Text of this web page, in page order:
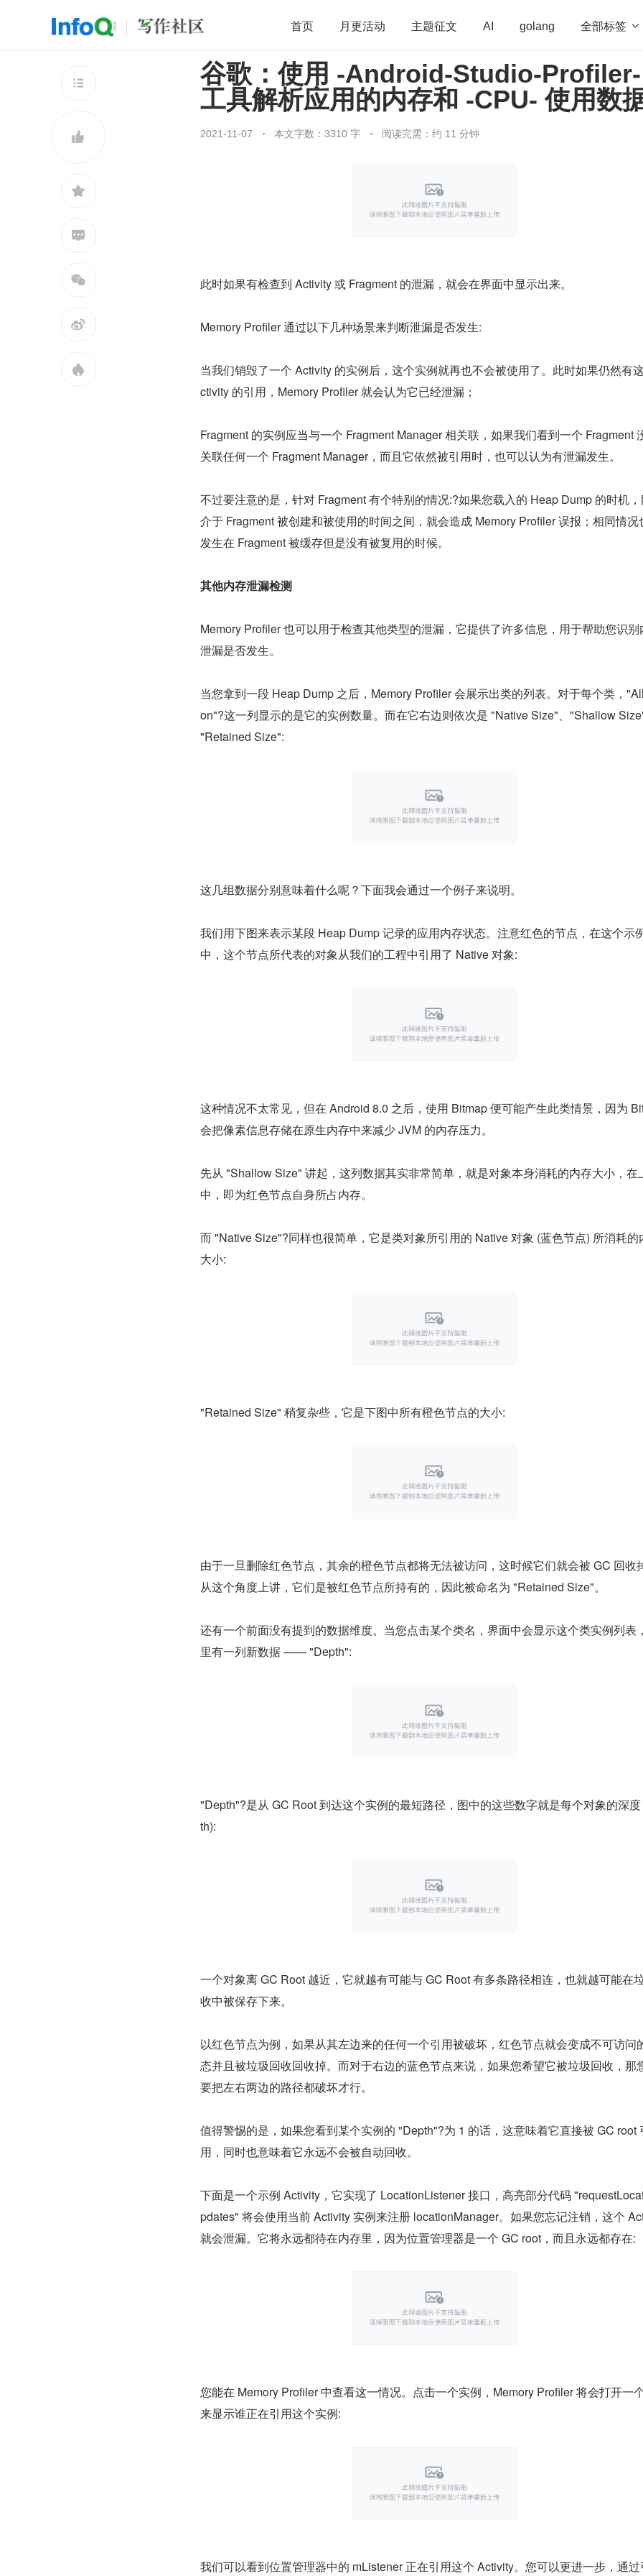
首页 月更活动 主题征文 AI golang 全部标签 
开源 架构 OpenHarmony 算法 学习方法 Web3.0 高
团队管理 程序员 运维 深度思考 低代码 redis
查看更多







谷歌：使用 -Android-Studio-Profiler-
工具解析应用的内存和 -CPU- 使用数
2021-11-07 本文字数：3310 字 阅读完需：约 11 分钟
此时如果有检查到 Activity 或 Fragment 的泄漏，就会在界面中显示出来。
Memory Profiler 通过以下几种场景来判断泄漏是否发生:
当我们销毁了一个 Activity 的实例后，这个实例就再也不会被使用了。此时如果仍然有
ctivity 的引用，Memory Profiler 就会认为它已经泄漏；
Fragment 的实例应当与一个 Fragment Manager 相关联，如果我们看到一个 Fragment
关联任何一个 Fragment Manager，而且它依然被引用时，也可以认为有泄漏发生。
不过要注意的是，针对 Fragment 有个特别的情况:?如果您载入的 Heap Dump 的时机
介于 Fragment 被创建和被使用的时间之间，就会造成 Memory Profiler 误报；相同情况
发生在 Fragment 被缓存但是没有被复用的时候。
其他内存泄漏检测
Memory Profiler 也可以用于检查其他类型的泄漏，它提供了许多信息，用于帮助您识别
泄漏是否发生。
当您拿到一段 Heap Dump 之后，Memory Profiler 会展示出类的列表。对于每个类，
on"?这一列显示的是它的实例数量。而在它右边则依次是 "Native Size"、"Shallow
"Retained Size":
这几组数据分别意味着什么呢？下面我会通过一个例子来说明。
我们用下图来表示某段 Heap Dump 记录的应用内存状态。注意红色的节点，在这个示
中，这个节点所代表的对象从我们的工程中引用了 Native 对象:
这种情况不太常见，但在 Android 8.0 之后，使用 Bitmap 便可能产生此类情景，因为
会把像素信息存储在原生内存中来减少 JVM 的内存压力。
先从 "Shallow Size" 讲起，这列数据其实非常简单，就是对象本身消耗的内存大小，在
中，即为红色节点自身所占内存。
而 "Native Size"?同样也很简单，它是类对象所引用的 Native 对象 (蓝色节点) 所消耗的
大小:
"Retained Size" 稍复杂些，它是下图中所有橙色节点的大小:
由于一旦删除红色节点，其余的橙色节点都将无法被访问，这时候它们就会被 GC 回收
从这个角度上讲，它们是被红色节点所持有的，因此被命名为 "Retained Size"。
还有一个前面没有提到的数据维度。当您点击某个类名，界面中会显示这个类实例列表
里有一列新数据 —— "Depth":
"Depth"?是从 GC Root 到达这个实例的最短路径，图中的这些数字就是每个对象的深
th):
一个对象离 GC Root 越近，它就越有可能与 GC Root 有多条路径相连，也就越可能在
收中被保存下来。
以红色节点为例，如果从其左边来的任何一个引用被破坏，红色节点就会变成不可访问
态并且被垃圾回收回收掉。而对于右边的蓝色节点来说，如果您希望它被垃圾回收，那
要把左右两边的路径都破坏才行。
值得警惕的是，如果您看到某个实例的 "Depth"?为 1 的话，这意味着它直接被 GC root
用，同时也意味着它永远不会被自动回收。
下面是一个示例 Activity，它实现了 LocationListener 接口，高亮部分代码
pdates" 将会使用当前 Activity 实例来注册 locationManager。如果您忘记注销，这个
就会泄漏。它将永远都待在内存里，因为位置管理器是一个 GC root，而且永远都存在:
您能在 Memory Profiler 中查看这一情况。点击一个实例，Memory Profiler 将会打开一
来显示谁正在引用这个实例:
我们可以看到位置管理器中的 mListener 正在引用这个 Activity。您可以更进一步，通